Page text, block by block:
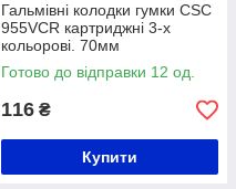
Гальмівні колодки гумки CSC
955VCR картриджні 3-x
кольорові. 70мм
Готово до відправки 12 од.
116 ₴
Купити